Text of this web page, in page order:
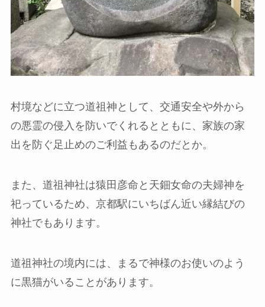
村境などに立つ道祖神として、交通安全や外から
の悪霊の侵入を防いでくれるとともに、家族の家
出を防ぐ足止めのご利益もあるのだとか。
また、道祖神社は猿田彦命と天鈿女命の夫婦神を
祀っているため、京都駅にいちばん近い縁結びの
神社でもあります。
道祖神社の境内には、まるで神様のお使いのよう
に黒猫がいることがあります。